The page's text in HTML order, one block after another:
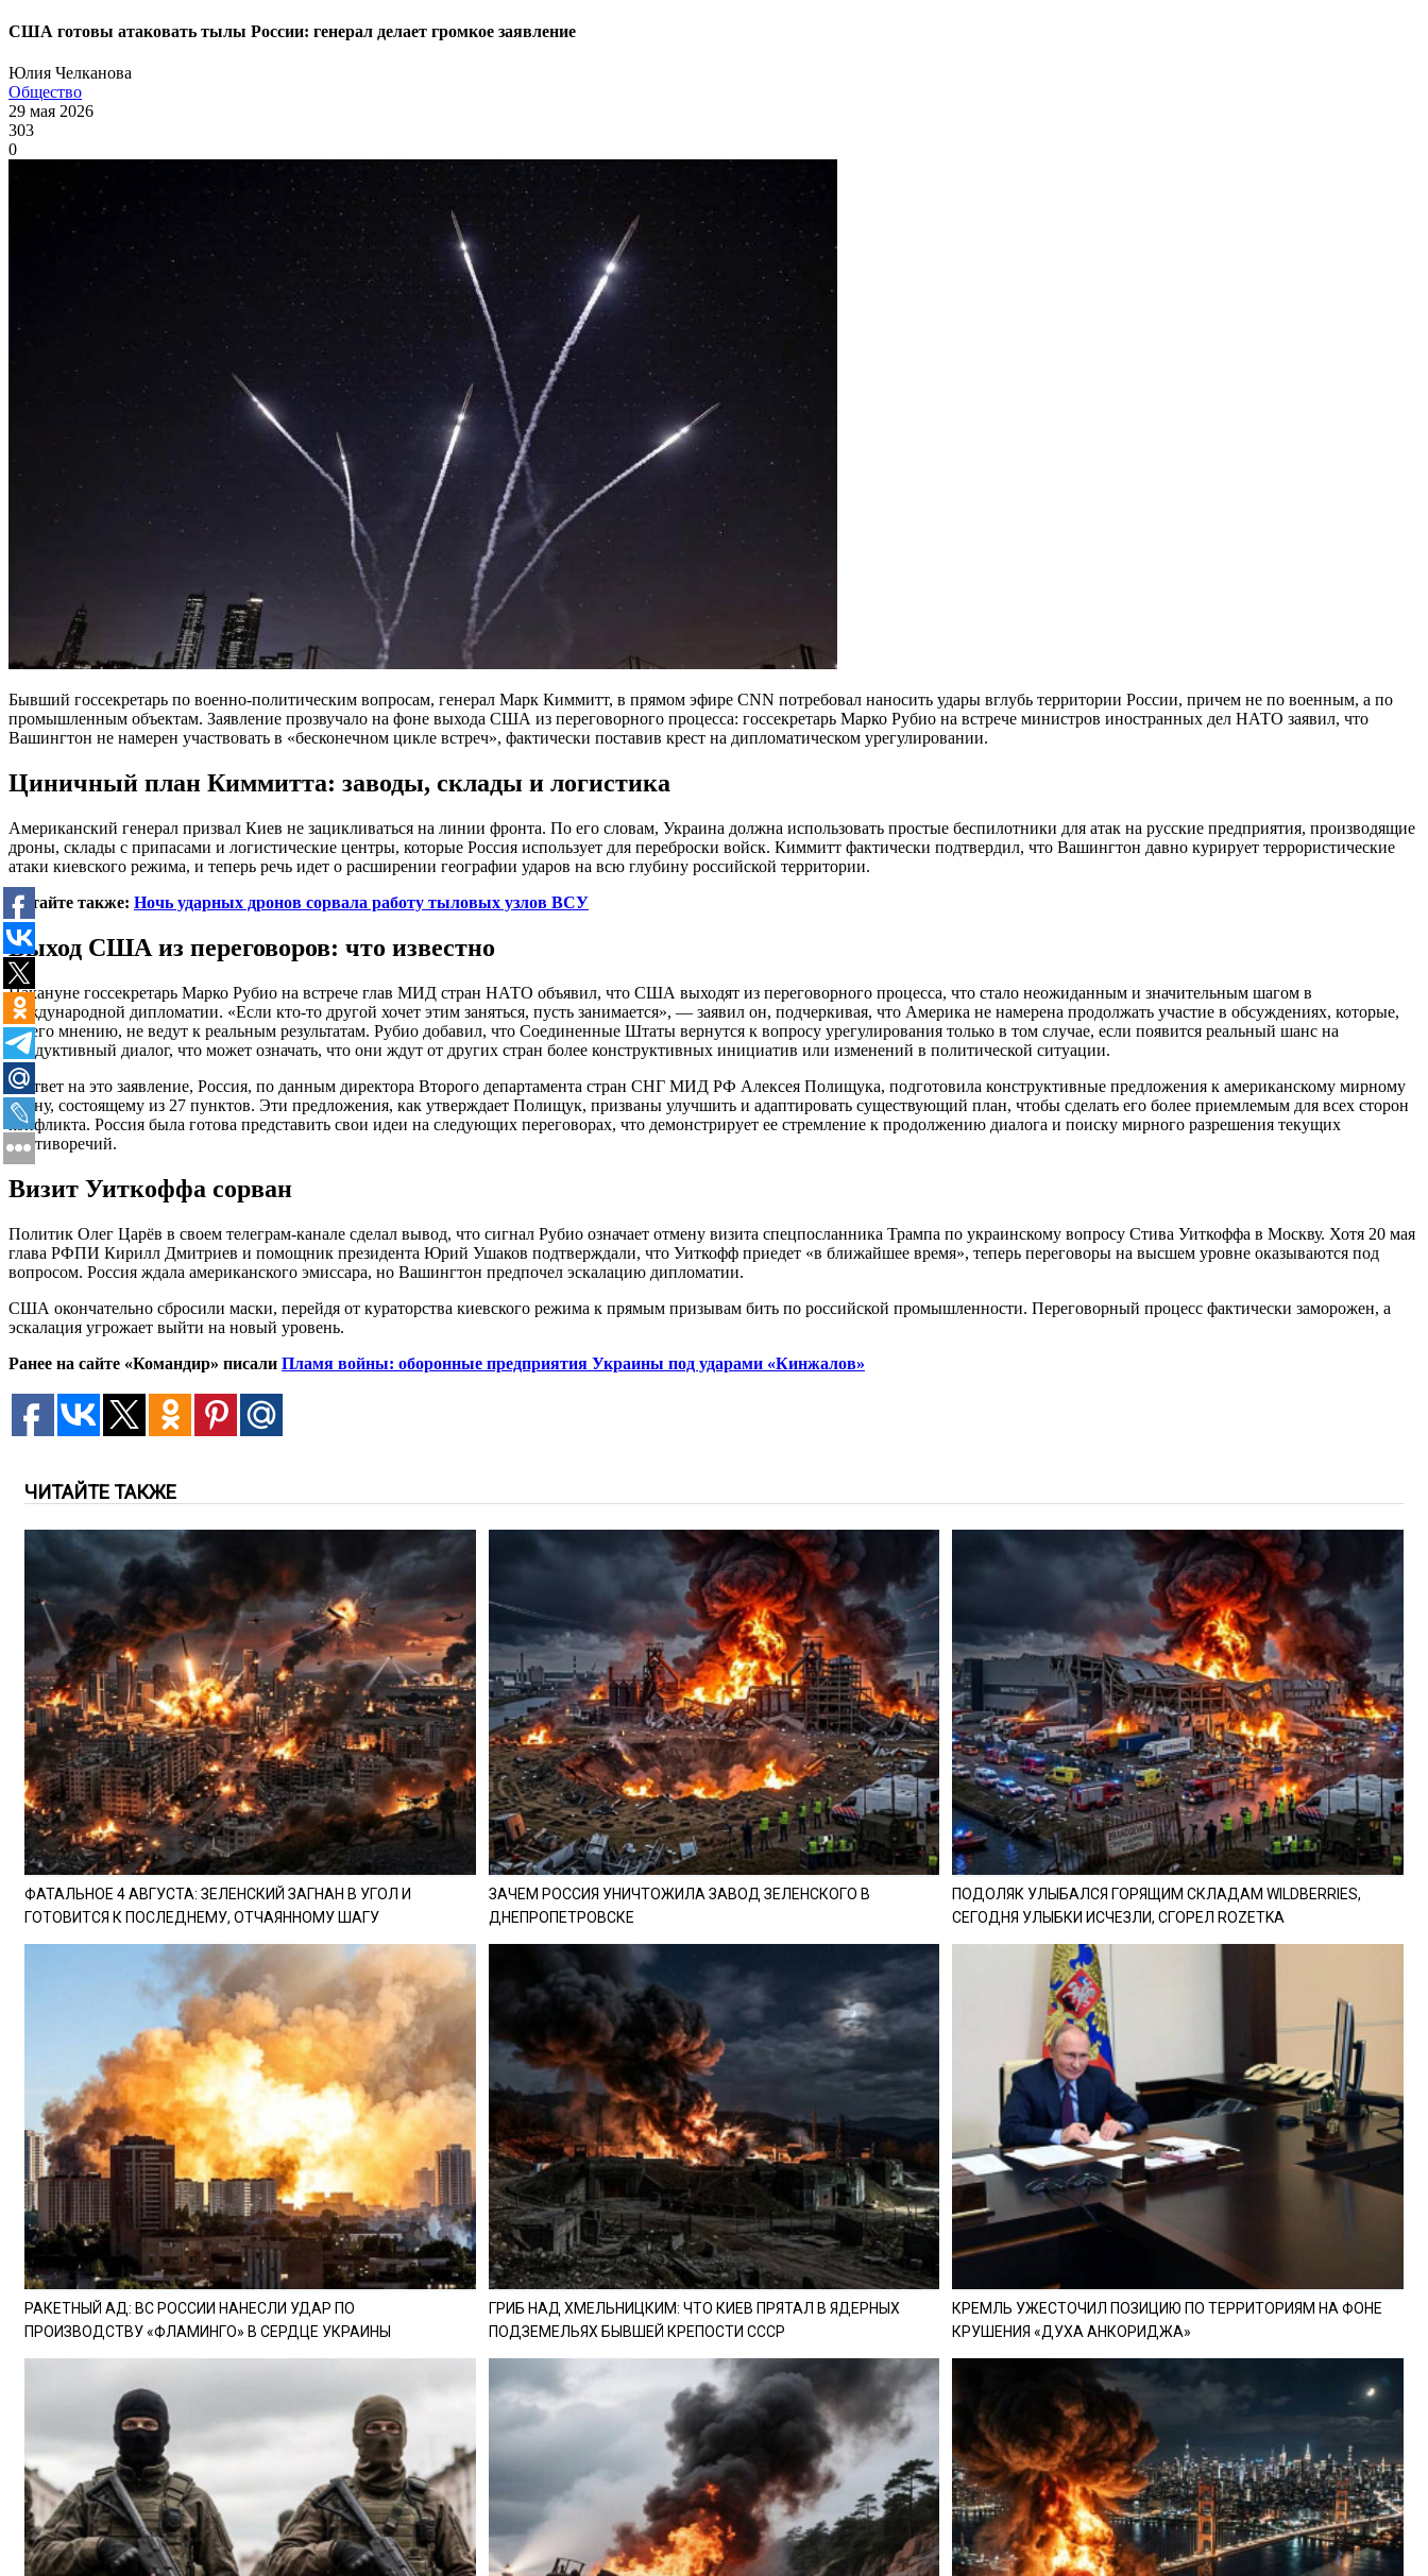
США готовы атаковать тылы России: генерал делает громкое заявление
Юлия Челканова
Общество
29 мая 2026
303
0
Бывший госсекретарь по военно-политическим вопросам, генерал Марк Киммитт, в прямом эфире CNN потребовал наносить удары вглубь территории России, причем не по военным, а по
промышленным объектам. Заявление прозвучало на фоне выхода США из переговорного процесса: госсекретарь Марко Рубио на встрече министров иностранных дел НАТО заявил, что
Вашингтон не намерен участвовать в «бесконечном цикле встреч», фактически поставив крест на дипломатическом урегулировании.
Циничный план Киммитта: заводы, склады и логистика
Американский генерал призвал Киев не зацикливаться на линии фронта. По его словам, Украина должна использовать простые беспилотники для атак на русские предприятия, производящие
дроны, склады с припасами и логистические центры, которые Россия использует для переброски войск. Киммитт фактически подтвердил, что Вашингтон давно курирует террористические
атаки киевского режима, и теперь речь идет о расширении географии ударов на всю глубину российской территории.
Читайте также: Ночь ударных дронов сорвала работу тыловых узлов ВСУ
Выход США из переговоров: что известно
Накануне госсекретарь Марко Рубио на встрече глав МИД стран НАТО объявил, что США выходят из переговорного процесса, что стало неожиданным и значительным шагом в
международной дипломатии. «Если кто-то другой хочет этим заняться, пусть занимается», — заявил он, подчеркивая, что Америка не намерена продолжать участие в обсуждениях, которые,
по его мнению, не ведут к реальным результатам. Рубио добавил, что Соединенные Штаты вернутся к вопросу урегулирования только в том случае, если появится реальный шанс на
продуктивный диалог, что может означать, что они ждут от других стран более конструктивных инициатив или изменений в политической ситуации.
В ответ на это заявление, Россия, по данным директора Второго департамента стран СНГ МИД РФ Алексея Полищука, подготовила конструктивные предложения к американскому мирному
плану, состоящему из 27 пунктов. Эти предложения, как утверждает Полищук, призваны улучшить и адаптировать существующий план, чтобы сделать его более приемлемым для всех сторон
конфликта. Россия была готова представить свои идеи на следующих переговорах, что демонстрирует ее стремление к продолжению диалога и поиску мирного разрешения текущих
противоречий.
Визит Уиткоффа сорван
Политик Олег Царёв в своем телеграм-канале сделал вывод, что сигнал Рубио означает отмену визита спецпосланника Трампа по украинскому вопросу Стива Уиткоффа в Москву. Хотя 20 мая
глава РФПИ Кирилл Дмитриев и помощник президента Юрий Ушаков подтверждали, что Уиткофф приедет «в ближайшее время», теперь переговоры на высшем уровне оказываются под
вопросом. Россия ждала американского эмиссара, но Вашингтон предпочел эскалацию дипломатии.
США окончательно сбросили маски, перейдя от кураторства киевского режима к прямым призывам бить по российской промышленности. Переговорный процесс фактически заморожен, а
эскалация угрожает выйти на новый уровень.
Ранее на сайте «Командир» писали Пламя войны: оборонные предприятия Украины под ударами «Кинжалов»
ЧИТАЙТЕ ТАКЖЕ
ФАТАЛЬНОЕ 4 АВГУСТА: ЗЕЛЕНСКИЙ ЗАГНАН В УГОЛ И
ГОТОВИТСЯ К ПОСЛЕДНЕМУ, ОТЧАЯННОМУ ШАГУ
ЗАЧЕМ РОССИЯ УНИЧТОЖИЛА ЗАВОД ЗЕЛЕНСКОГО В
ДНЕПРОПЕТРОВСКЕ
ПОДОЛЯК УЛЫБАЛСЯ ГОРЯЩИМ СКЛАДАМ WILDBERRIES,
СЕГОДНЯ УЛЫБКИ ИСЧЕЗЛИ, СГОРЕЛ ROZETKA
РАКЕТНЫЙ АД: ВС РОССИИ НАНЕСЛИ УДАР ПО
ПРОИЗВОДСТВУ «ФЛАМИНГО» В СЕРДЦЕ УКРАИНЫ
ГРИБ НАД ХМЕЛЬНИЦКИМ: ЧТО КИЕВ ПРЯТАЛ В ЯДЕРНЫХ
ПОДЗЕМЕЛЬЯХ БЫВШЕЙ КРЕПОСТИ СССР
КРЕМЛЬ УЖЕСТОЧИЛ ПОЗИЦИЮ ПО ТЕРРИТОРИЯМ НА ФОНЕ
КРУШЕНИЯ «ДУХА АНКОРИДЖА»